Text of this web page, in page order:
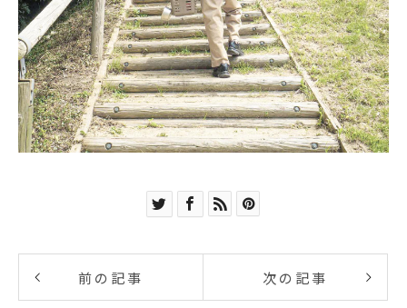
前の記事 次の記事